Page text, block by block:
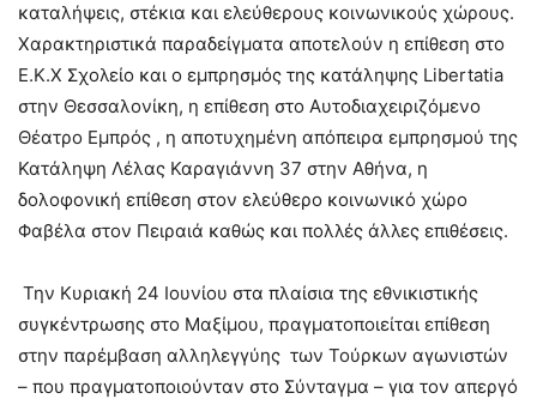
καταλήψεις, στέκια και ελεύθερους κοινωνικούς χώρους.
Χαρακτηριστικά παραδείγματα αποτελούν η επίθεση στο
Ε.Κ.Χ Σχολείο και ο εμπρησμός της κατάληψης Libertatia
στην Θεσσαλονίκη, η επίθεση στο Αυτοδιαχειριζόμενο
Θέατρο Εμπρός , η αποτυχημένη απόπειρα εμπρησμού της
Κατάληψη Λέλας Καραγιάννη 37 στην Αθήνα, η
δολοφονική επίθεση στον ελεύθερο κοινωνικό χώρο
Φαβέλα στον Πειραιά καθώς και πολλές άλλες επιθέσεις.
Την Κυριακή 24 Ιουνίου στα πλαίσια της εθνικιστικής
συγκέντρωσης στο Μαξίμου, πραγματοποιείται επίθεση
στην παρέμβαση αλληλεγγύης των Τούρκων αγωνιστών
– που πραγματοποιούνταν στο Σύνταγμα – για τον απεργό